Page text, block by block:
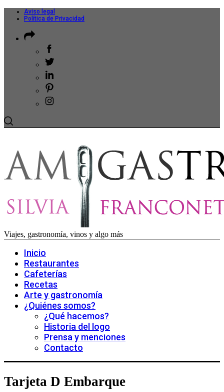
Aviso legal
Política de Privacidad
Viajes, gastronomía, vinos y algo más
Inicio
Restaurantes
Cafeterías
Recetas
Arte y gastronomía
¿Quiénes somos?
¿Qué hacemos?
Historia del logo
Prensa y menciones
Contacto
Tarjeta D Embarque